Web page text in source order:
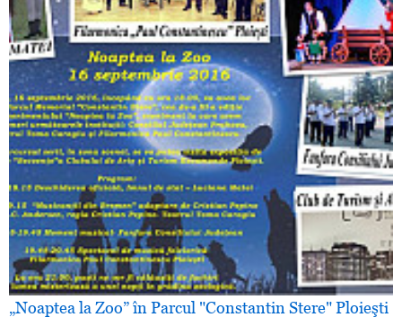
„Noaptea la Zoo” în Parcul "Constantin Stere" Ploieşti